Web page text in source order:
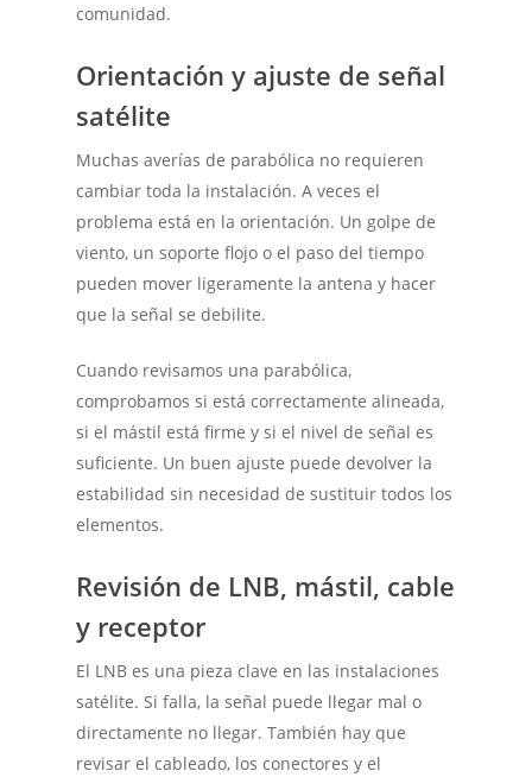
comunidad.
Orientación y ajuste de señal
satélite
Muchas averías de parabólica no requieren
cambiar toda la instalación. A veces el
problema está en la orientación. Un golpe de
viento, un soporte flojo o el paso del tiempo
pueden mover ligeramente la antena y hacer
que la señal se debilite.
Cuando revisamos una parabólica,
comprobamos si está correctamente alineada,
si el mástil está firme y si el nivel de señal es
suficiente. Un buen ajuste puede devolver la
estabilidad sin necesidad de sustituir todos los
elementos.
Revisión de LNB, mástil, cable
y receptor
El LNB es una pieza clave en las instalaciones
satélite. Si falla, la señal puede llegar mal o
directamente no llegar. También hay que
revisar el cableado, los conectores y el